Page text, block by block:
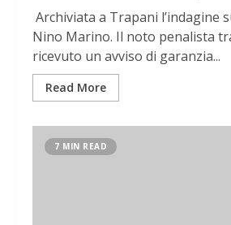
Archiviata a Trapani l’indagine
Nino Marino. Il noto penalista
ricevuto un avviso di garanzia...
Read More
7 MIN READ